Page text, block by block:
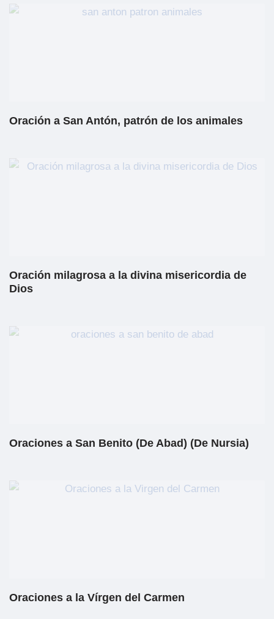
Oración a San Antón, patrón de los animales
Oración milagrosa a la divina misericordia de
Dios
Oraciones a San Benito (De Abad) (De Nursia)
Oraciones a la Vírgen del Carmen